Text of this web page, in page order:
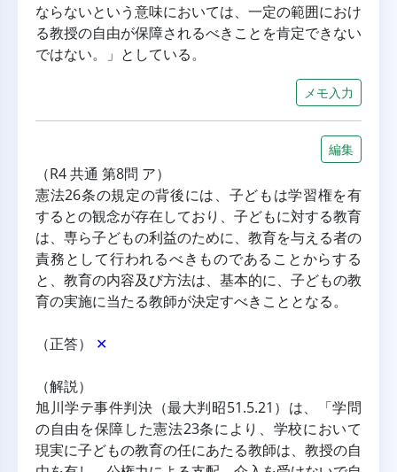
ならないという意味においては、一定の範囲におけ
る教授の自由が保障されるべきことを肯定できない
ではない。」としている。
メモ入力
編集
（R4 共通 第8問 ア）
憲法26条の規定の背後には、子どもは学習権を有
するとの観念が存在しており、子どもに対する教育
は、専ら子どもの利益のために、教育を与える者の
責務として行われるべきものであることからする
と、教育の内容及び方法は、基本的に、子どもの教
育の実施に当たる教師が決定すべきこととなる。
（正答） ✕
（解説）
旭川学テ事件判決（最大判昭51.5.21）は、「学問
の自由を保障した憲法23条により、学校において
現実に子どもの教育の任にあたる教師は、教授の自